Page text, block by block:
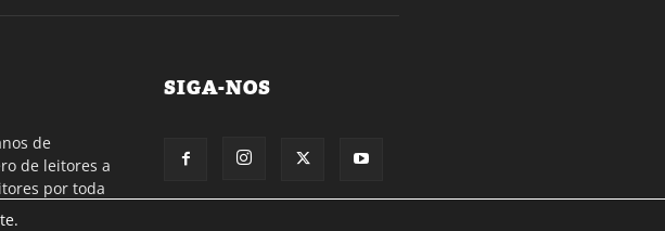
de
de leitores a
por toda
SIGA-NOS